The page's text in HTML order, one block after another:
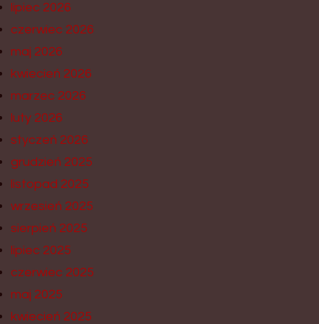
lipiec 2026
czerwiec 2026
maj 2026
kwiecień 2026
marzec 2026
luty 2026
styczeń 2026
grudzień 2025
listopad 2025
wrzesień 2025
sierpień 2025
lipiec 2025
czerwiec 2025
maj 2025
kwiecień 2025